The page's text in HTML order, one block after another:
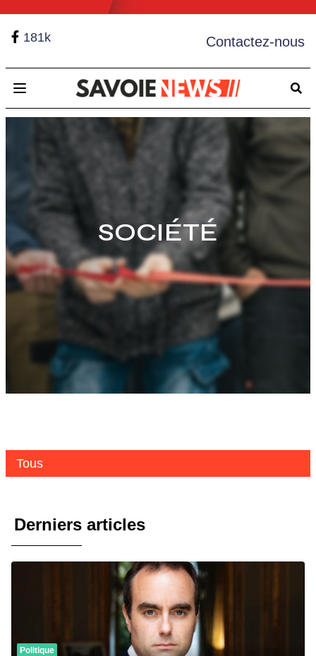
181k Contactez-nous
Open main menu
SOCIÉTÉ
Tous
Derniers articles
Politique